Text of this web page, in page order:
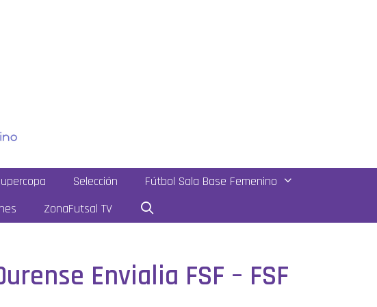
Selección
Fútbol Sala Base Femenino
ZonaFutsal TV
Envialia FSF – FSF